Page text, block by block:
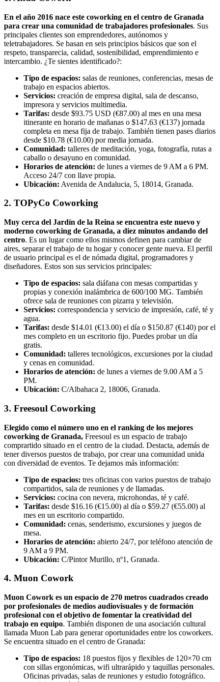
En el año 2016 nace este coworking en el centro de Granada
para crear una comunidad de trabajadores profesionales. Sus
principales clientes son emprendedores, autónomos y
teletrabajadores. Se basan en seis principios básicos que son el
respeto, transparecia, calidad, sostenibilidad, emprendimiento e
intercambio. ¿Te sientes identificado?:
Tipo de espacios: salas de reuniones, conferencias, mesas de
trabajo en espacios abiertos.
Servicios: creación de empresa digital, sala de descanso,
impresora y servicios multimedia.
Tarifas: desde $93.75 USD (€87.00) al mes en una mesa
itinerante en horario de mañanas o $147.63 (€137) jornada
completa en mesa fija de trabajo. También tienen pases diarios
desde $10.78 (€10.00) por media jornada.
Comunidad: talleres de meditación, yoga, fotografía, rutas a
caballo o desayuno en comunidad.
Horarios de atención: de lunes a viernes de 9 AM a 6 PM.
Acceso 24/7 con llave propia.
Ubicación: Avenida de Andalucia, 5, 18014, Granada.
2. TOPyCo Coworking
Muy cerca del Jardín de la Reina se encuentra este nuevo y
moderno coworking de Granada, a diez minutos andando del
centro. Es un lugar como ellos mismos definen para cambiar de
aires, separar el trabajo de tu hogar y conocer gente nueva. El perfil
de usuario principal es el de nómada digital, programadores y
diseñadores. Estos son sus servicios principales:
Tipo de espacios: sala diáfana con mesas compartidas y
propias y conexión inalámbrica de 600/100 MG. También
ofrece sala de reuniones con pizarra y televisión.
Servicios: correspondencia y servicio de impresión, café, té y
agua.
Tarifas: desde $14.01 (€13.00) el día o $150.87 (€140) por el
mes completo en un escritorio fijo. Puedes probar un día
gratis.
Comunidad: talleres tecnológicos, excursiones por la ciudad
y cenas en comunidad.
Horarios de atención: de lunes a viernes de 9.00 AM a 5
PM.
Ubicación: C/Albahaca 2, 18006, Granada.
3. Freesoul Coworking
Elegido como el número uno en el ranking de los mejores
coworking de Granada, Freesoul es un espacio de trabajo
comprartido situado en el centro de la ciudad. Destacta, además de
tener diversos puestos de trabajo, por crear una comunidad unida
con diversidad de eventos. Te dejamos más información:
Tipo de espacios: tres oficinas con varios puestos de trabajo
compartidos, sala de reuniones y de llamadas.
Servicios: cocina con nevera, microhondas, té y café.
Tarifas: desde $16.16 (€15.00) al día o $59.27 (€55.00) al
mes en un escritorio compartido.
Comunidad: cenas, senderismo, excursiones y juegos de
mesa.
Horarios de atención: abierto 24/7, por teléfono atención de
9 AM a 9 PM.
Ubicación: C/Pintor Murillo, nº1, Granada.
4. Muon Cowork
Muon Cowork es un espacio de 270 metros cuadrados creado
por profesionales de medios audiovisuales y de formación
profesional con el objetivo de fomentar la creatividad del
trabajo en equipo. También disponen de una asociación cultural
llamada Muon Lab para generar oportunidades entre los coworkers.
Se encuentra situado en el centro de Granada:
Tipo de espacios: 18 puestos fijos y flexibles de 120×70 cm
con sillas ergonómicas, wifi ultrarápido y taquillas personales.
Oficinas privadas, salas de reuniones y estudio fotográfico.